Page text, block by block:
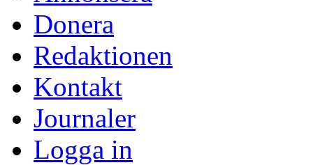
Donera
Redaktionen
Kontakt
Journaler
Logga in